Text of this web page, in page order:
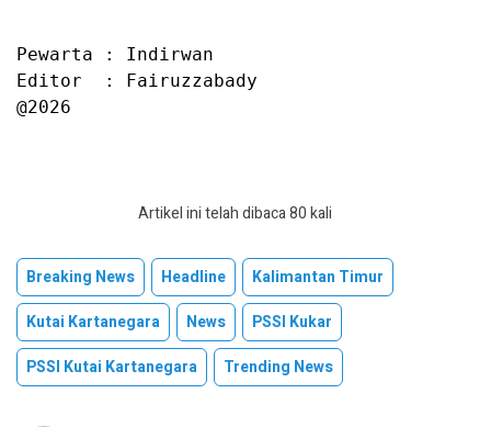
Pewarta : Indirwan
Editor  : Fairuzzabady
@2026
Artikel ini telah dibaca 80 kali
Breaking News Headline
Kalimantan Timur
Kutai Kartanegara
News
PSSI Kukar
PSSI Kutai Kartanegara
Trending News